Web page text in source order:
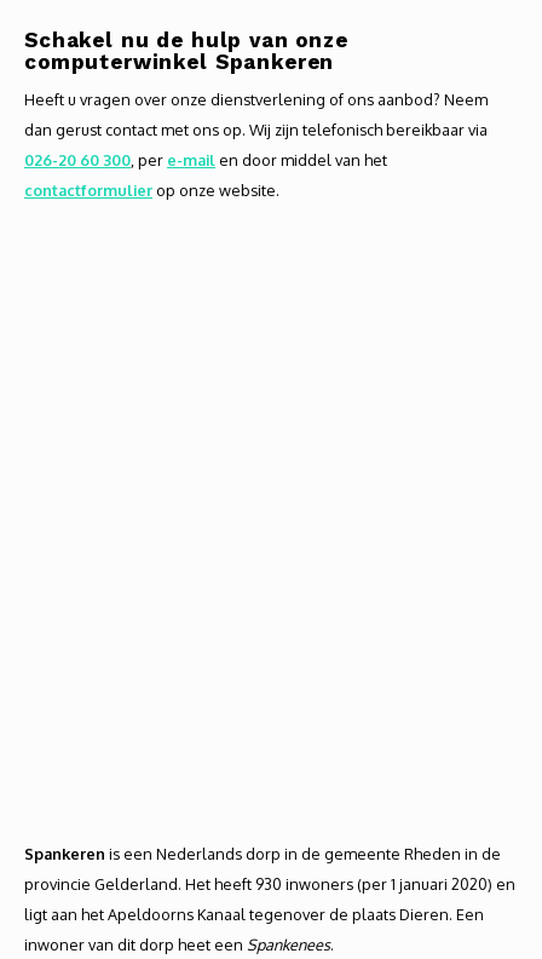
Schakel nu de hulp van onze
computerwinkel Spankeren
Heeft u vragen over onze dienstverlening of ons aanbod? Neem
dan gerust contact met ons op. Wij zijn telefonisch bereikbaar via
026-20 60 300 , per e-mail en door middel van het
contactformulier op onze website.
Spankeren is een Nederlands dorp in de gemeente Rheden in de
provincie Gelderland. Het heeft 930 inwoners (per 1 januari 2020) en
ligt aan het Apeldoorns Kanaal tegenover de plaats Dieren. Een
inwoner van dit dorp heet een Spankenees.